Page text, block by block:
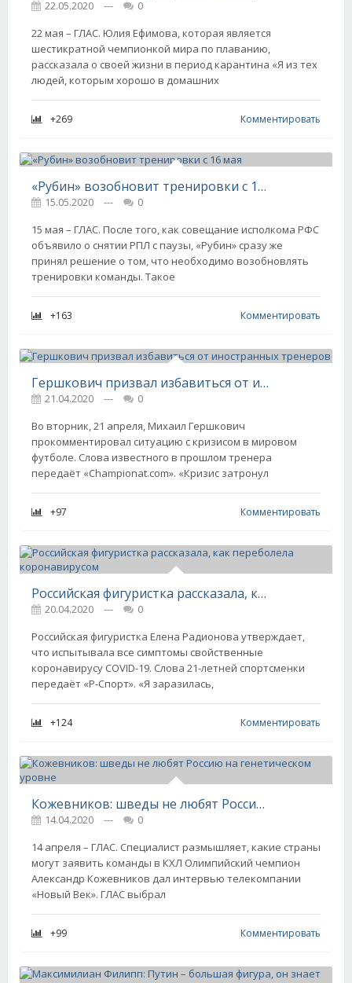
22.05.2020 ---
0
22 мая – ГЛАС. Юлия Ефимова, которая является
шестикратной чемпионкой мира по плаванию,
рассказала о своей жизни в период карантина «Я из тех
людей, которым хорошо в домашних
+269 Комментировать
«Рубин» возобновит тренировки с 16 мая
15.05.2020 ---
0
15 мая – ГЛАС. После того, как совещание исполкома РФС
объявило о снятии РПЛ с паузы, «Рубин» сразу же
принял решение о том, что необходимо возобновлять
тренировки команды. Такое
+163 Комментировать
Гершкович призвал избавиться от иностранных тренеров
21.04.2020 ---
0
Во вторник, 21 апреля, Михаил Гершкович
прокомментировал ситуацию с кризисом в мировом
футболе. Слова известного в прошлом тренера
передаёт «Championat.com». «Кризис затронул
+97 Комментировать
Российская фигуристка рассказала, как переболела коронавирусом
20.04.2020 ---
0
Российская фигуристка Елена Радионова утверждает,
что испытывала все симптомы свойственные
коронавирусу COVID-19. Слова 21-летней спортсменки
передаёт «Р-Спорт». «Я заразилась,
+124 Комментировать
Кожевников: шведы не любят Россию на генетическом уровне
14.04.2020 ---
0
14 апреля – ГЛАС. Специалист размышляет, какие страны
могут заявить команды в КХЛ Олимпийский чемпион
Александр Кожевников дал интервью телекомпании
«Новый Век». ГЛАС выбрал
+99 Комментировать